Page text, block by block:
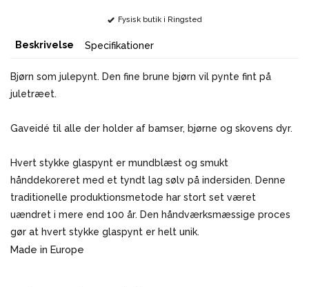
Fysisk butik i Ringsted
Beskrivelse Specifikationer
Bjørn som julepynt. Den fine brune bjørn vil pynte fint på
juletræet.
Gaveidé til alle der holder af bamser, bjørne og skovens dyr.
Hvert stykke glaspynt er mundblæst og smukt
hånddekoreret med et tyndt lag sølv på indersiden. Denne
traditionelle produktionsmetode har stort set været
uændret i mere end 100 år. Den håndværksmæssige proces
gør at hvert stykke glaspynt er helt unik.
Made in Europe